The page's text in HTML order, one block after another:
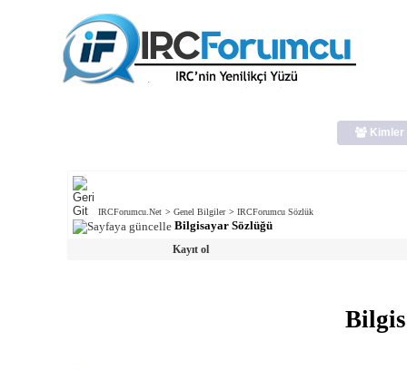
Kimler
IRCForumcu.Net > Genel Bilgiler > IRCForumcu Sözlük
Bilgisayar Sözlüğü
Kayıt ol